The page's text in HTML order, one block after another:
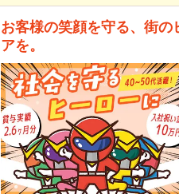
お客様の笑顔を守る、街の
アを。